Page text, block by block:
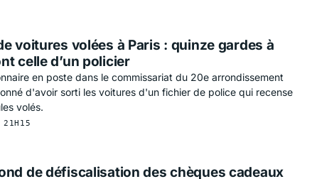
voitures volées à Paris : quinze gardes à
celle d’un policier
en poste dans le commissariat du 20e arrondissement
d'avoir sorti les voitures d'un fichier de police qui recense
volés.
de défiscalisation des chèques cadeaux